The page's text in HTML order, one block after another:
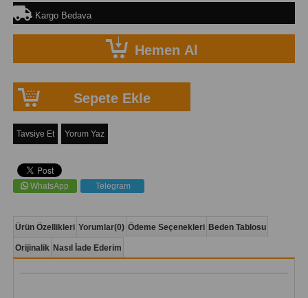
Kargo Bedava
Tavsiye Et Yorum Yaz
WhatsApp Telegram
Ürün Özellikleri Yorumlar(0) Ödeme Seçenekleri Beden Tablosu
Orijinalik Nasıl İade Ederim